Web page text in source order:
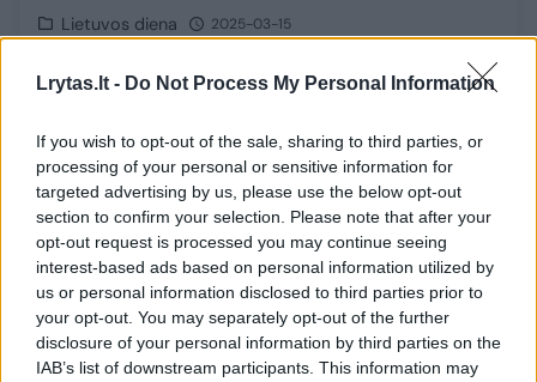
Lrytas.lt - Do Not Process My Personal Information
If you wish to opt-out of the sale, sharing to third parties, or
processing of your personal or sensitive information for
targeted advertising by us, please use the below opt-out
section to confirm your selection. Please note that after your
opt-out request is processed you may continue seeing
interest-based ads based on personal information utilized by
us or personal information disclosed to third parties prior to
your opt-out. You may separately opt-out of the further
disclosure of your personal information by third parties on the
IAB’s list of downstream participants. This information may
Lietuvos diena 2025-03-15
Video